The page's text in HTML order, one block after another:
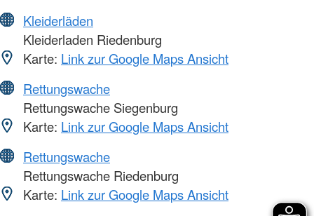
Kleiderläden
Kleiderladen Riedenburg
Karte: Link zur Google Maps Ansicht
Rettungswache
Rettungswache Siegenburg
Karte: Link zur Google Maps Ansicht
Rettungswache
Rettungswache Riedenburg
Karte: Link zur Google Maps Ansicht